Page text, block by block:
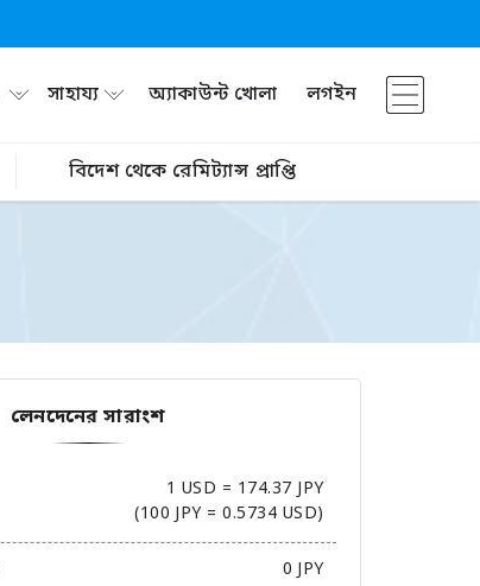
সাহায্য অ্যাকাউন্ট খোলা লগইন
বিদেশ থেকে রেমিট্যান্স প্রাপ্তি
লেনদেনের সারাংশ
1 USD = 174.37 JPY
(100 JPY = 0.5734 USD)
0 JPY